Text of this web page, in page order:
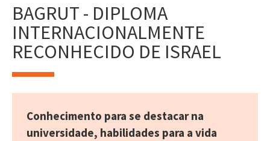
BAGRUT - DIPLOMA
INTERNACIONALMENTE
RECONHECIDO DE ISRAEL
Conhecimento para se destacar na
universidade, habilidades para a vida